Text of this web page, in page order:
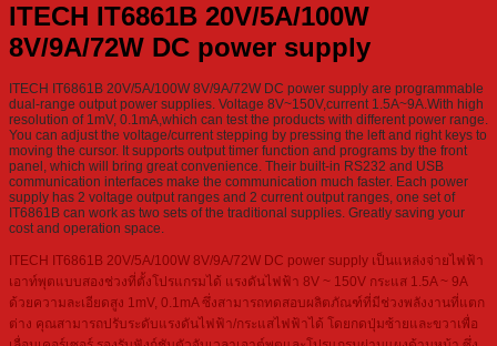
ITECH IT6861B 20V/5A/100W
8V/9A/72W DC power supply
ITECH IT6861B 20V/5A/100W 8V/9A/72W DC power supply are programmable
dual-range output power supplies. Voltage 8V~150V,current 1.5A~9A.With high
resolution of 1mV, 0.1mA,which can test the products with different power range.
You can adjust the voltage/current stepping by pressing the left and right keys to
moving the cursor. It supports output timer function and programs by the front
panel, which will bring great convenience. Their built-in RS232 and USB
communication interfaces make the communication much faster. Each power
supply has 2 voltage output ranges and 2 current output ranges, one set of
IT6861B can work as two sets of the traditional supplies. Greatly saving your
cost and operation space.
ITECH IT6861B 20V/5A/100W 8V/9A/72W DC power supply เป็นแหล่งจ่ายไฟฟ้า
เอาท์พุตแบบสองช่วงที่ตั้งโปรแกรมได้ แรงดันไฟฟ้า 8V ~ 150V กระแส 1.5A ~ 9A
ด้วยความละเอียดสูง 1mV, 0.1mA ซึ่งสามารถทดสอบผลิตภัณฑ์ที่มีช่วงพลังงานที่แตก
ต่าง คุณสามารถปรับระดับแรงดันไฟฟ้า/กระแสไฟฟ้าได้ โดยกดปุ่มซ้ายและขวาเพื่อ